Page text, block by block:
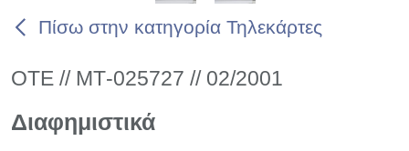
Πίσω στην κατηγορία Τηλεκάρτες
ΟΤΕ // ΜΤ-025727 // 02/2001
Διαφημιστικά